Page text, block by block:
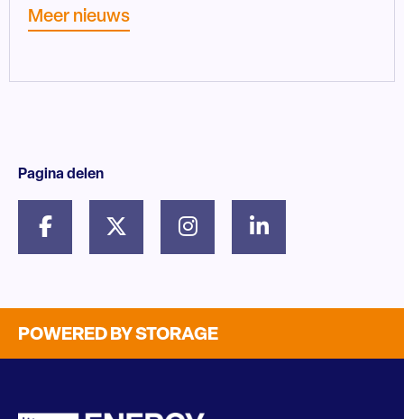
Meer nieuws
Pagina delen
POWERED BY STORAGE